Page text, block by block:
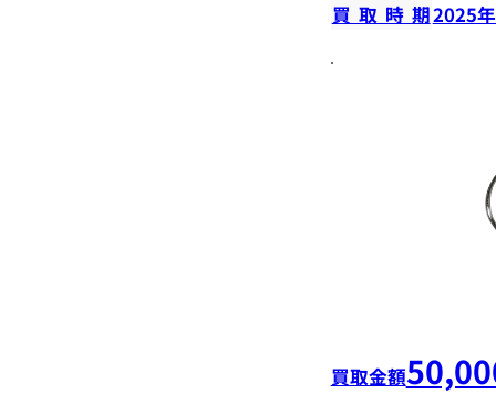
買取時期2025
買取金額